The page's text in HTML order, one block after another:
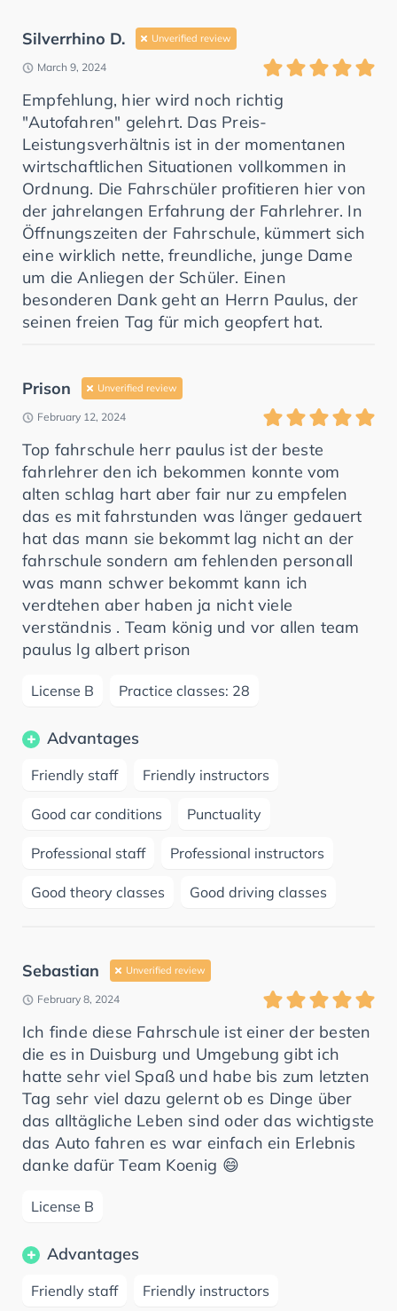
Silverrhino D. Unverified review
March 9, 2024
Empfehlung, hier wird noch richtig
"Autofahren" gelehrt. Das Preis-
Leistungsverhältnis ist in der momentanen
wirtschaftlichen Situationen vollkommen in
Ordnung. Die Fahrschüler profitieren hier von
der jahrelangen Erfahrung der Fahrlehrer. In
Öffnungszeiten der Fahrschule, kümmert sich
eine wirklich nette, freundliche, junge Dame
um die Anliegen der Schüler. Einen
besonderen Dank geht an Herrn Paulus, der
seinen freien Tag für mich geopfert hat.
Prison Unverified review
February 12, 2024
Top fahrschule herr paulus ist der beste
fahrlehrer den ich bekommen konnte vom
alten schlag hart aber fair nur zu empfelen
das es mit fahrstunden was länger gedauert
hat das mann sie bekommt lag nicht an der
fahrschule sondern am fehlenden personall
was mann schwer bekommt kann ich
verdtehen aber haben ja nicht viele
verständnis . Team könig und vor allen team
paulus lg albert prison
License B Practice classes: 28
Advantages
Friendly staff Friendly instructors
Good car conditions Punctuality
Professional staff Professional instructors
Good theory classes Good driving classes
Sebastian Unverified review
February 8, 2024
Ich finde diese Fahrschule ist einer der besten
die es in Duisburg und Umgebung gibt ich
hatte sehr viel Spaß und habe bis zum letzten
Tag sehr viel dazu gelernt ob es Dinge über
das alltägliche Leben sind oder das wichtigste
das Auto fahren es war einfach ein Erlebnis
danke dafür Team Koenig 😄
License B
Advantages
Friendly staff Friendly instructors